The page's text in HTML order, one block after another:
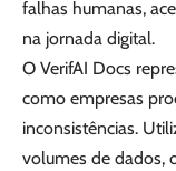
falhas humanas,
na jornada digital.
O VerifAI Docs
como empresas
inconsistências.
volumes de dados,